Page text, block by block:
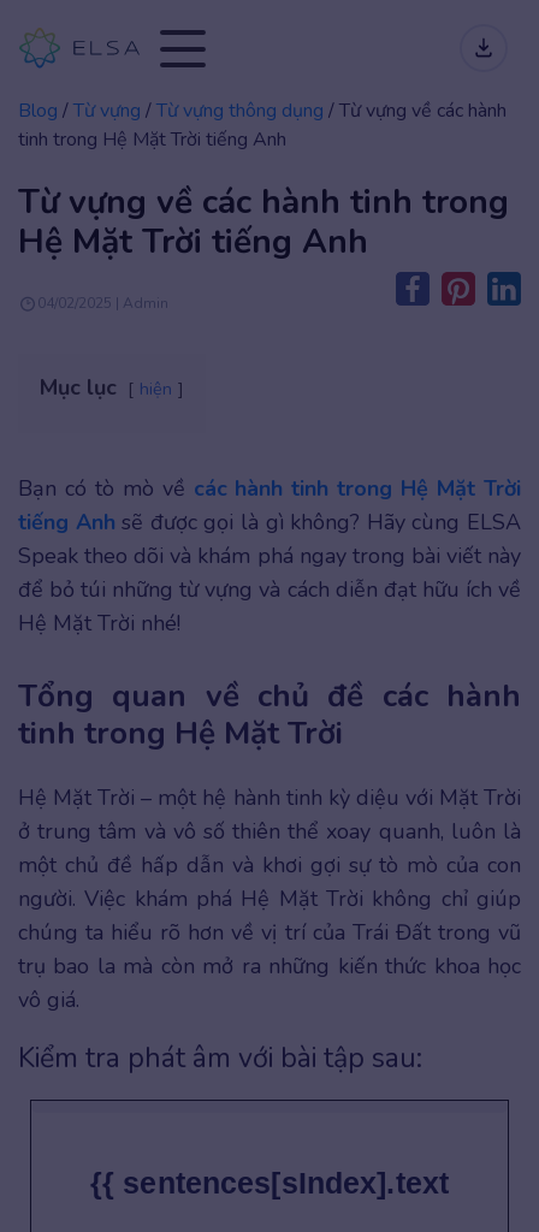
Blog /Từ vựng /Từ vựng thông dụng /Từ vựng về các hành
tinh trong Hệ Mặt Trời tiếng Anh
Từ vựng về các hành tinh trong
Hệ Mặt Trời tiếng Anh
04/02/2025 | Admin
Mục lục hiện
Bạn có tò mò về các hành tinh trong Hệ Mặt Trời
tiếng Anh sẽ được gọi là gì không? Hãy cùng ELSA
Speak theo dõi và khám phá ngay trong bài viết này
để bỏ túi những từ vựng và cách diễn đạt hữu ích về
Hệ Mặt Trời nhé!
Tổng quan về chủ đề các hành
tinh trong Hệ Mặt Trời
Hệ Mặt Trời – một hệ hành tinh kỳ diệu với Mặt Trời
ở trung tâm và vô số thiên thể xoay quanh, luôn là
một chủ đề hấp dẫn và khơi gợi sự tò mò của con
người. Việc khám phá Hệ Mặt Trời không chỉ giúp
chúng ta hiểu rõ hơn về vị trí của Trái Đất trong vũ
trụ bao la mà còn mở ra những kiến thức khoa học
vô giá.
Kiểm tra phát âm với bài tập sau:
{{ sentences[sIndex].text